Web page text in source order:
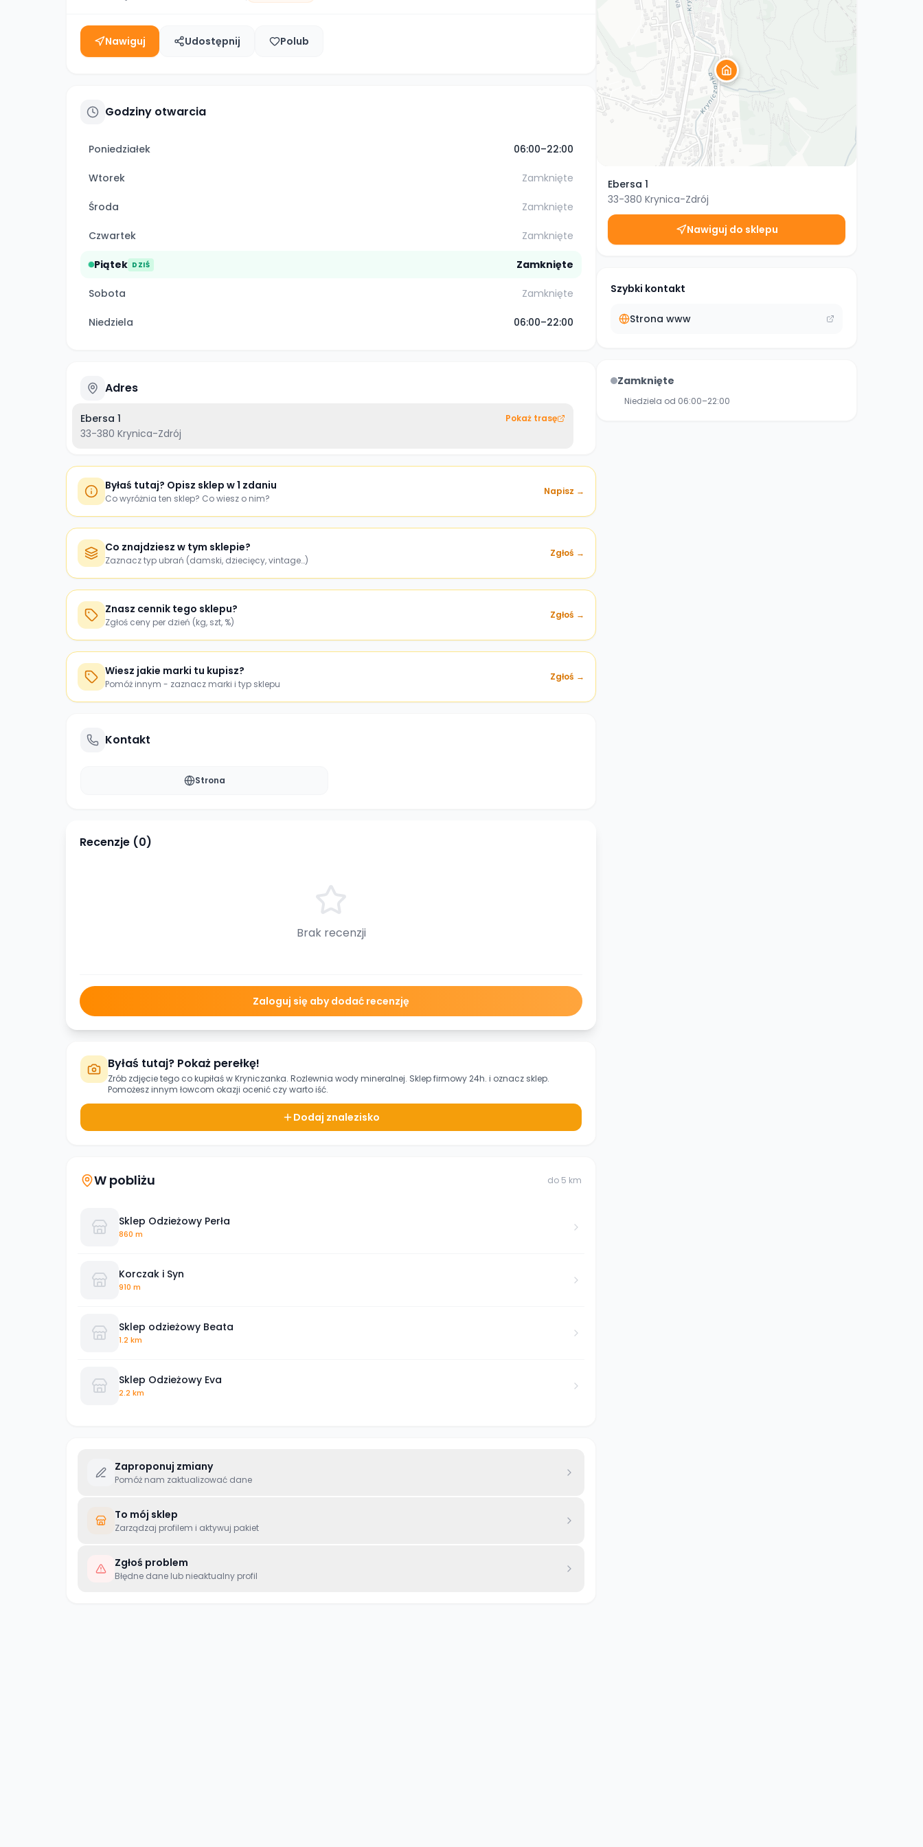
Nawiguj Udostępnij Polub
Godziny otwarcia
Poniedziałek 06:00–22:00
Wtorek Zamknięte
Środa Zamknięte
Czwartek Zamknięte
Piątek DZIŚ Zamknięte
Sobota Zamknięte
Niedziela 06:00–22:00
Adres
Ebersa 1
33-380 Krynica-Zdrój
Pokaż trasę
Byłaś tutaj? Opisz sklep w 1 zdaniu
Co wyróżnia ten sklep? Co wiesz o nim?
Napisz →
Co znajdziesz w tym sklepie?
Zaznacz typ ubrań (damski, dziecięcy, vintage…)
Zgłoś →
Znasz cennik tego sklepu?
Zgłoś ceny per dzień (kg, szt, %)
Zgłoś →
Wiesz jakie marki tu kupisz?
Pomóż innym - zaznacz marki i typ sklepu
Zgłoś →
Kontakt
Strona
Recenzje (0)
Brak recenzji
Zaloguj się aby dodać recenzję
Byłaś tutaj? Pokaż perełkę!
Zrób zdjęcie tego co kupiłaś wKryniczanka. Rozlewnia wody mineralnej. Sklep firmowy 24h. i oznacz sklep.
Pomożesz innym łowcom okazji ocenić czy warto iść.
Dodaj znalezisko
W pobliżu do 5 km
Sklep Odzieżowy Perła
860 m
Korczak i Syn
910 m
Sklep odzieżowy Beata
1.2 km
Sklep Odzieżowy Eva
2.2 km
Zaproponuj zmiany
Pomóż nam zaktualizować dane
To mój sklep
Zarządzaj profilem i aktywuj pakiet
Zgłoś problem
Błędne dane lub nieaktualny profil
Ebersa 1
33-380 Krynica-Zdrój
Nawiguj do sklepu
Szybki kontakt
Strona www
Zamknięte
Niedziela od 06:00–22:00